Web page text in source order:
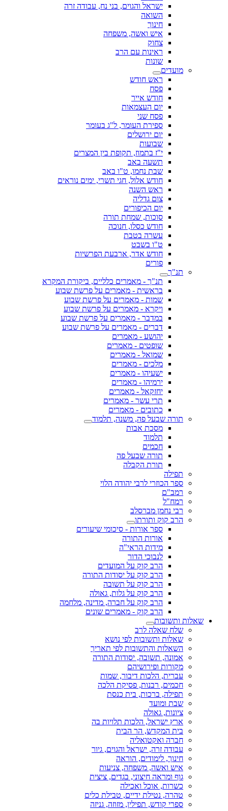
ישראל והגוים, בני נח, עבודה זרה
השואה
חינוך
איש ואשה, משפחה
צחוק
ראינות עם הרב
שונות
מועדים
ראש חודש
פסח
חודש אייר
יום העצמאות
פסח שני
ספירת העומר, ל"ג בעומר
יום ירושלים
שבועות
י"ז בתמוז, תקופת בין המצרים
תשעה באב
שבת נחמו, ט"ו באב
חודש אלול, חגי תשרי, ימים נוראים
ראש השנה
צום גדליה
יום הכיפורים
סוכות, שמחת תורה
חודש כסלו, חנוכה
עשרה בטבת
ט"ו בשבט
חודש אדר, ארבעת הפרשיות
פורים
תנ"ך
תנ"ך - מאמרים כלליים, ביקורת המקרא
בראשית - מאמרים על פרשת שבוע
שמות - מאמרים על פרשת שבוע
ויקרא - מאמרים על פרשת שבוע
במדבר - מאמרים על פרשת שבוע
דברים - מאמרים על פרשת שבוע
יהושע - מאמרים
שופטים - מאמרים
שמואל - מאמרים
מלכים - מאמרים
ישעיהו - מאמרים
ירמיהו - מאמרים
יחזקאל - מאמרים
תרי עשר - מאמרים
כתובים - מאמרים
תורה שבעל פה, משנה, תלמוד
מסכת אבות
תלמוד
חכמים
תורה שבעל פה
תורת הקבלה
תפילה
ספר הכוזרי לרבי יהודה הלוי
רמב"ם
רמח"ל
רבי נחמן מברסלב
הרב קוק ותורתו
ספר אורות - סיכומי שיעורים
אורות התורה
מידות הראי"ה
לנבוכי הדור
הרב קוק על המועדים
הרב קוק על יסודות התורה
הרב קוק על תשובה
הרב קוק על גלות, גאולה
הרב קוק על חברה, מדינה, מלחמה
הרב קוק - מאמרים שונים
שאלות ותשובות
שלח שאלה לרב
שאלות ותשובות לפי נושא
השאלות והתשובות לפי תאריך
אמונה, תשובה, יסודות התורה
מקורות ופירושיהם
עברית, הלכות דיבור, שמות
חכמים, רבנות, פסיקת הלכה
תפילה, ברכות, בית כנסת
שבת ומועד
ציונות, גאולה
ארץ ישראל, הלכות תלויות בה
בית המקדש, הר הבית
חברה ואקטואליה
עבודה זרה, ישראל והגוים, גיור
חינוך, לימודים, הוראה
איש ואשה, משפחה, צניעות
גוף ומראה חיצוני, בגדים, ציצית
כשרות, אוכל ואכילה
טהרה, נטילת ידיים, טבילת כלים
ספרי קודש, תפילין, מזוזה, גניזה